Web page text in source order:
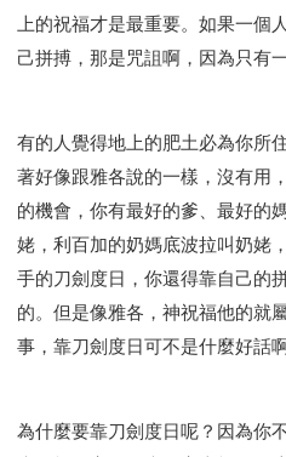
上的祝福才是最重要。如果一個
己拼搏，那是咒詛啊，因為只有
有的人覺得地上的肥土必為你所
著好像跟雅各說的一樣，沒有用
的機會，你有最好的爹、最好的
姥，利百加的奶媽底波拉叫奶姥
手的刀劍度日，你還得靠自己的
的。但是像雅各，神祝福他的就
事，靠刀劍度日可不是什麼好話啊
為什麼要靠刀劍度日呢？因為你